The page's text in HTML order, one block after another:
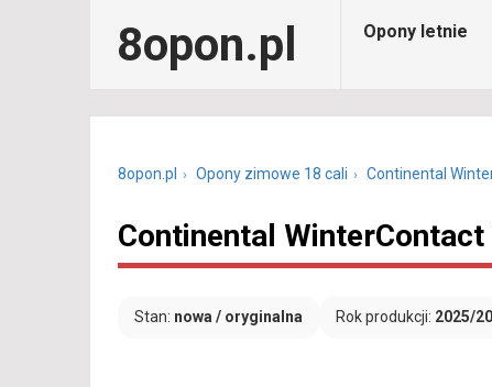
8opon.pl Opony letnie
8opon.pl Opony zimowe 18 cali Continental
Continental
Stan: nowa / oryginalna Rok produkcji: 2025/